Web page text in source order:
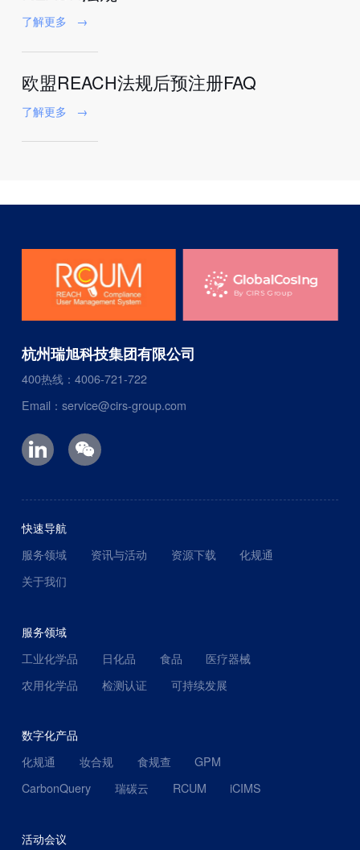
了解更多 →
欧盟REACH法规后预注册FAQ
了解更多 →
杭州瑞旭科技集团有限公司
400热线：4006-721-722
Email：service@cirs-group.com
快速导航
服务领域
资讯与活动 资源下载
化规通
关于我们
服务领域
工业化学品
日化品 食品
医疗器械
农用化学品
检测认证 可持续发展
数字化产品
化规通
妆合规 食规查
GPM
CarbonQuery
瑞碳云 RCUM iCIMS
活动会议